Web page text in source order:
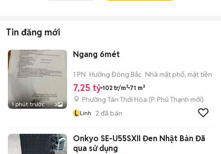
Tin đăng mới
1 phút trước 3
Ngang 6mét
1 PN Hướng Đông Bắc Nhà mặt phố, mặt tiền
7,25 tỷ 102 tr/m² 71 m²
Phường Tân Thới Hòa (P. Phú Thạnh mới)
L Linh 2 đã bán
Onkyo SE-U55SXII Đen Nhật Bản Đã
qua sử dụng